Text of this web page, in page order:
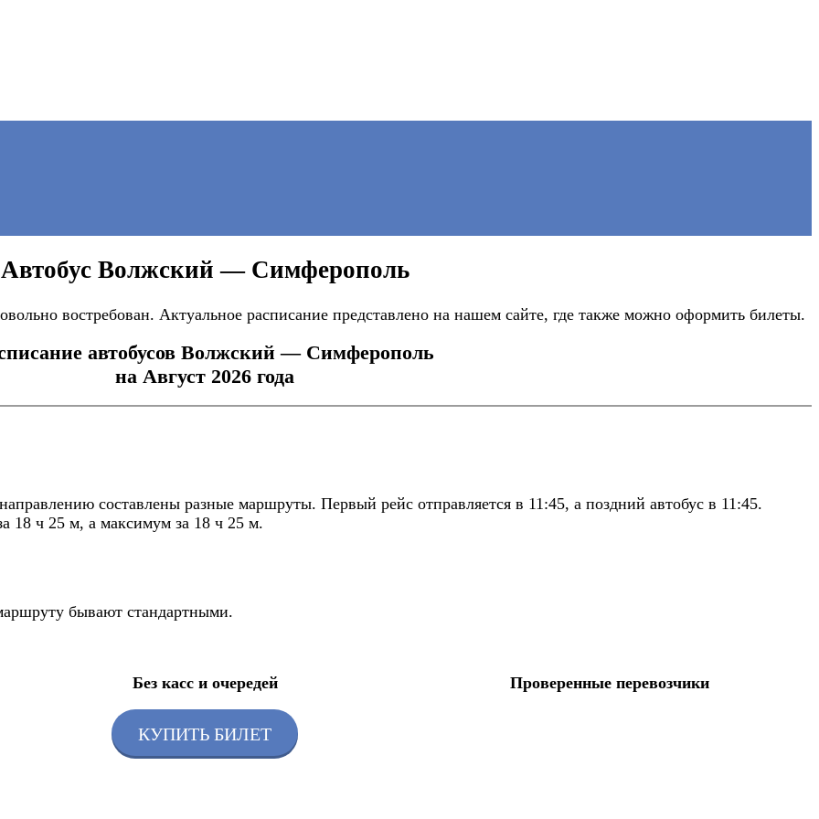
Автобус Волжский — Симферополь
востребован. Актуальное расписание представлено на нашем сайте, где также можно оформить билеты.
автобусов Волжский — Симферополь
на Август 2026 года
составлены разные маршруты. Первый рейс отправляется в 11:45, а поздний автобус в 11:45.
18 ч 25 м, а максимум за 18 ч 25 м.
бывают стандартными.
Без касс и очередей Проверенные перевозчики
КУПИТЬ БИЛЕТ